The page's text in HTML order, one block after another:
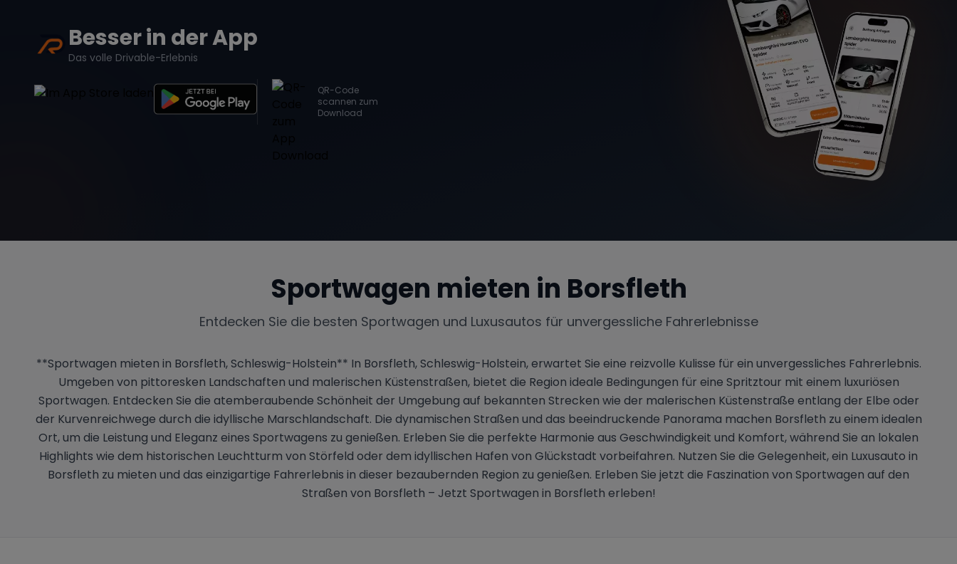
Besser in der App
Das volle Drivable-Erlebnis
QR-Code
scannen zum
Download
Sportwagen mieten in Borsfleth
Entdecken Sie die besten Sportwagen und Luxusautos für unvergessliche Fahrerlebnisse
**Sportwagen mieten in Borsfleth, Schleswig-Holstein** In Borsfleth, Schleswig-Holstein, erwartet Sie eine reizvolle Kulisse für ein unvergessliches Fahrerlebnis.
Umgeben von pittoresken Landschaften und malerischen Küstenstraßen, bietet die Region ideale Bedingungen für eine Spritztour mit einem luxuriösen
Sportwagen. Entdecken Sie die atemberaubende Schönheit der Umgebung auf bekannten Strecken wie der malerischen Küstenstraße entlang der Elbe oder
der Kurvenreichwege durch die idyllische Marschlandschaft. Die dynamischen Straßen und das beeindruckende Panorama machen Borsfleth zu einem idealen
Ort, um die Leistung und Eleganz eines Sportwagens zu genießen. Erleben Sie die perfekte Harmonie aus Geschwindigkeit und Komfort, während Sie an lokalen
Highlights wie dem historischen Leuchtturm von Störfeld oder dem idyllischen Hafen von Glückstadt vorbeifahren. Nutzen Sie die Gelegenheit, ein Luxusauto in
Borsfleth zu mieten und das einzigartige Fahrerlebnis in dieser bezaubernden Region zu genießen. Erleben Sie jetzt die Faszination von Sportwagen auf den
Straßen von Borsfleth – Jetzt Sportwagen in Borsfleth erleben!